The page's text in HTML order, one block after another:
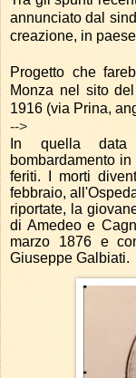
annunciato dal
creazione, in
Progetto che
Monza nel sito
1916 (via Prina,
-->
In quella
bombardamento
feriti. I morti
febbraio,
riportate, la
di Amedeo e
marzo 1876 e
Giuseppe Galbiati.